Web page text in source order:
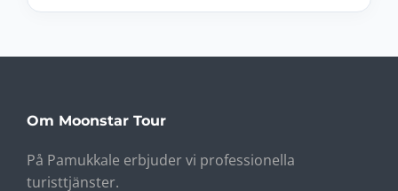
Om Moonstar Tour
På Pamukkale erbjuder vi professionella
turisttjänster.